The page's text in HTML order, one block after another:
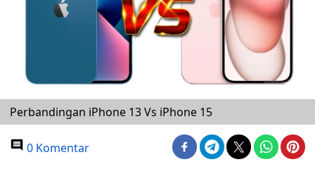
Perbandingan iPhone 13 Vs iPhone 15
0 Komentar